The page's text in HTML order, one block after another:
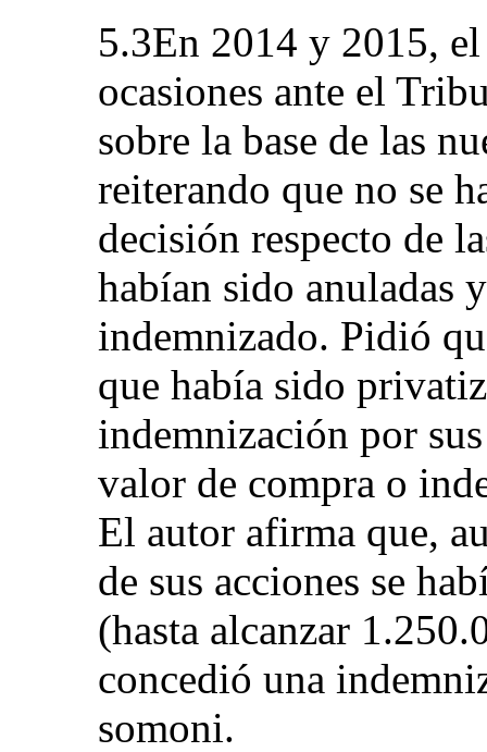
5.3En 2014 y 2015,
ocasiones ante el
sobre la base de las
reiterando que no se
decisión respecto de
habían sido anuladas
indemnizado. Pidió
que había sido
indemnización por
valor de compra o
El autor afirma que,
de sus acciones se
(hasta alcanzar
concedió una
somoni.